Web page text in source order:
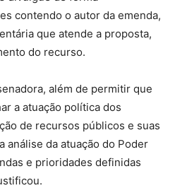
contendo o autor da emenda,
que atende a proposta,
do recurso.
além de permitir que
a atuação política dos
de recursos públicos e suas
análise da atuação do Poder
e prioridades definidas